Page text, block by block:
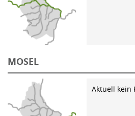
MOSEL
Aktuell kein